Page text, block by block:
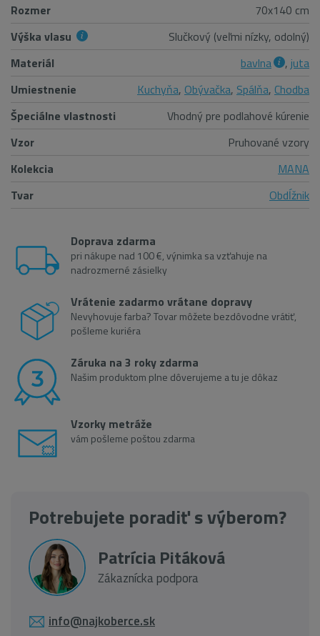
Rozmer
70x140 cm
Výška vlasu
Slučkový (veľmi nízky, odolný)
Materiál
bavlna , juta
Umiestnenie
Kuchyňa, Obývačka, Spálňa, Chodba
Špeciálne vlastnosti
Vhodný pre podlahové kúrenie
Vzor
Pruhované vzory
Kolekcia
MANA
Tvar
Obdĺžnik
Doprava zdarma
pri nákupe nad 100 €, výnimka sa vzťahuje na
nadrozmerné zásielky
Vrátenie zadarmo vrátane dopravy
Nevyhovuje farba? Tovar môžete bezdôvodne vrátiť,
pošleme kuriéra
Záruka na 3 roky zdarma
Našim produktom plne dôverujeme a tu je dôkaz
Vzorky metráže
vám pošleme poštou zdarma
Potrebujete poradiť s výberom?
Patrícia Pitáková
Zákaznícka podpora
info@najkoberce.sk